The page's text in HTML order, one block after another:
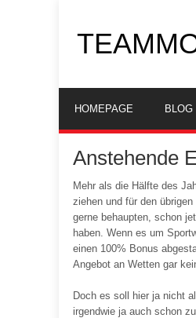
HOMEPAGE BLOG
Anstehende
Mehr als die Hälfte des
ziehen und für den
gerne behaupten, schon
haben. Wenn es um
einen 100% Bonus
Angebot an Wetten gar
Doch es soll hier ja nicht
irgendwie ja auch schon